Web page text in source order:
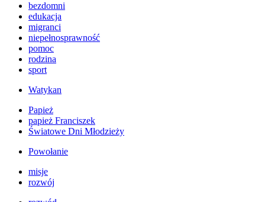
bezdomni
edukacja
migranci
niepełnosprawność
pomoc
rodzina
sport
Watykan
Papież
papież Franciszek
Światowe Dni Młodzieży
Powołanie
misje
rozwój